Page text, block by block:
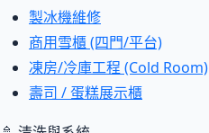
製冰機維修
商用雪櫃 (四門/平台)
凍房/冷庫工程 (Cold Room)
壽司 / 蛋糕展示櫃